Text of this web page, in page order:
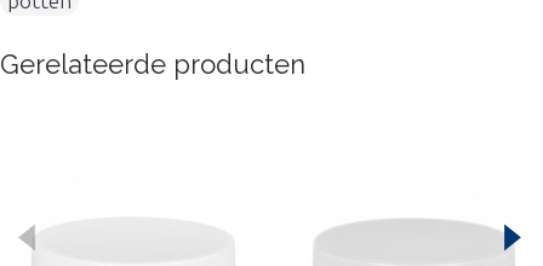
Gerelateerde producten